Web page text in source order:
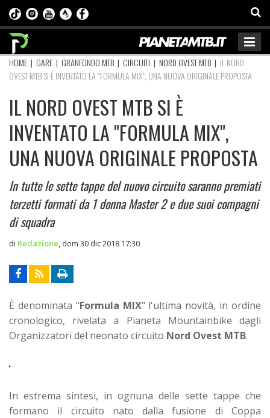
HOME | GARE | GRANFONDO MTB | CIRCUITI | NORD OVEST MTB | IL NORD
OVEST MTB SI È INVENTATO LA "FORMULA MIX", UNA NUOVA ORIGINALE PROPOSTA
IL NORD OVEST MTB SI È
INVENTATO LA "FORMULA MIX",
UNA NUOVA ORIGINALE PROPOSTA
In tutte le sette tappe del nuovo circuito saranno premiati
terzetti formati da 1 donna Master 2 e due suoi compagni
di squadra
di Redazione dom 30 dic 2018 17:30
È denominata "Formula MIX" l'ultima novità, in ordine
cronologico, rivelata a Pianeta Mountainbike dagli
Organizzatori del neonato circuito Nord Ovest MTB.
In estrema sintesi, in ognuna delle sette tappe che
formano il circuito nato dalla fusione di Coppa